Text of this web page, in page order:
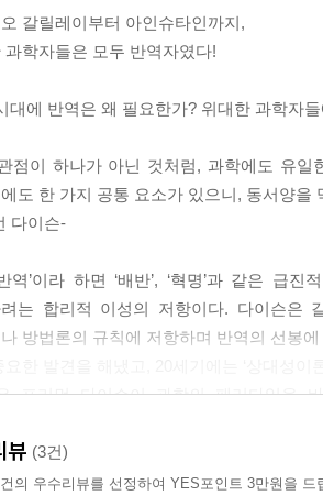
갈릴레이부터 아인슈타인까지,
과학자들은 모두 반역자였다!
대에 반역은 왜 필요한가? 위대한 과학자
점이 하나가 아닌 것처럼, 과학에도 유
도 한 가지 공통 요소가 있으니, 동서양을
다이슨-
역’이라 하면 ‘배반’, ‘혁명’과 같은 급
려는 합리적 이성의 저항이다. 다이슨은
방법론의 규칙에 저항하며 반역의 선봉
프리먼 다이슨이 과학의 패러다임을
세인 다이슨은 과학과 사회에 대한 깊이
시대를 거쳐 21세기의 물질적 번영의 시
뷰 (3건)
의 우수리뷰를 선정하여 YES포인트 3만원을 드